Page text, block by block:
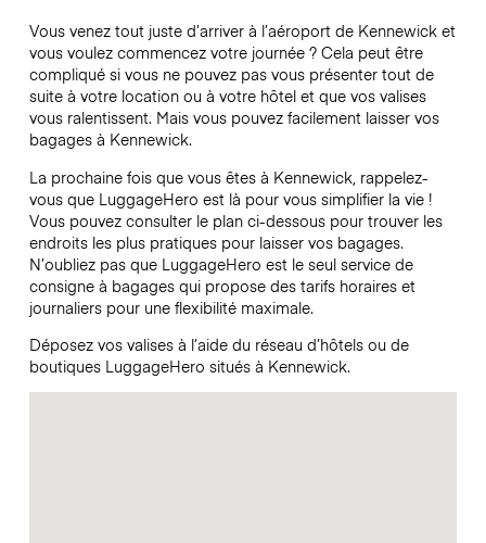
Vous venez tout juste d’arriver à l’aéroport de Kennewick et
vous voulez commencez votre journée ? Cela peut être
compliqué si vous ne pouvez pas vous présenter tout de
suite à votre location ou à votre hôtel et que vos valises
vous ralentissent. Mais vous pouvez facilement laisser vos
bagages à Kennewick.
La prochaine fois que vous êtes à Kennewick, rappelez-
vous que LuggageHero est là pour vous simplifier la vie !
Vous pouvez consulter le plan ci-dessous pour trouver les
endroits les plus pratiques pour laisser vos bagages.
N’oubliez pas que LuggageHero est le seul service de
consigne à bagages qui propose des tarifs horaires et
journaliers pour une flexibilité maximale.
Déposez vos valises à l’aide du réseau d’hôtels ou de
boutiques LuggageHero situés à Kennewick.